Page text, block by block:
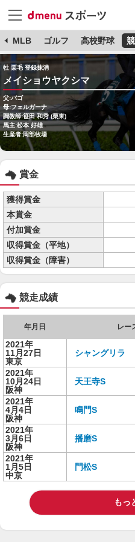
MLB ゴルフ 高校野球
牡 栗毛 登録抹消
メイショウヤクシマ
父:バゴ
母:フェルガーナ
調教師:笹田 和秀 (栗東)
馬主:松本 好雄
生産者:岡部牧場
賞金
獲得賞金
本賞金
付加賞金
収得賞金（平地）
収得賞金（障害）
競走成績
年月日 レー
2021年
11月27日
東京
シャングリラ
2021年
10月24日
阪神
天王寺S
2021年
4月4日
阪神
鳴門S
2021年
3月6日
阪神
播磨S
2021年
1月5日
中京
門松S
もっ